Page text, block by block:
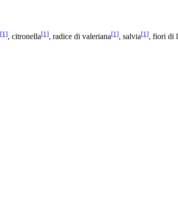
[1], citronella[1], radice di valeriana[1], salvia[1], fiori di